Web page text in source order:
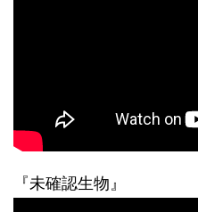
『未確認生物』